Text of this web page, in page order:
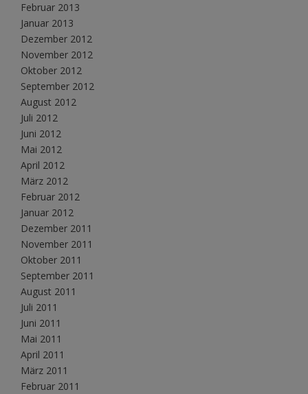
Februar 2013
Januar 2013
Dezember 2012
November 2012
Oktober 2012
September 2012
August 2012
Juli 2012
Juni 2012
Mai 2012
April 2012
März 2012
Februar 2012
Januar 2012
Dezember 2011
November 2011
Oktober 2011
September 2011
August 2011
Juli 2011
Juni 2011
Mai 2011
April 2011
März 2011
Februar 2011